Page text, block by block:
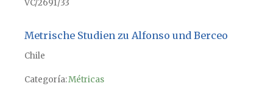
VC/2691/33
Metrische Studien zu Alfonso und Berceo
Chile
Categoría:Métricas